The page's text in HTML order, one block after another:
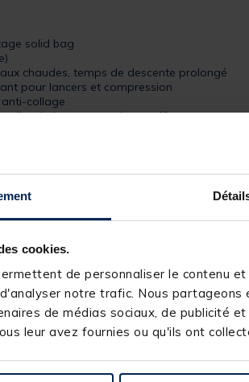
cookies.
de personnaliser le contenu
notre trafic. Nous
de médias sociaux, de publicité
leur avez fournies ou qu'ils ont
solid bag
chaudes, temps de descente prolongé
pour lancers et compression
collage
dissolution progressive et efficace
aucune altération du pH
miettes et amorçage compact
/ Medium (70 x 110 mm – 20 sacs)
251361
NASH